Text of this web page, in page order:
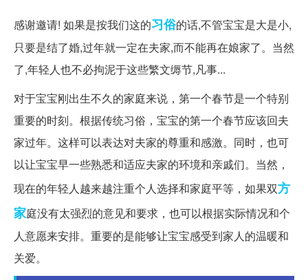
感谢邀请! 如果是按我们这的习俗的话,不管宝宝是大是小,
只要是结了婚,过年就一定在夫家,而不能再在娘家了。当然
了,年轻人也不必拘泥于这些繁文缛节,凡事...
对于宝宝刚出生不久的家庭来说，第一个春节是一个特别
重要的时刻。根据传统习俗，宝宝的第一个春节应该回夫
家过年。这样可以表达对夫家的尊重和感激。同时，也可
以让宝宝早一些熟悉和适应夫家的环境和亲戚们。当然，
现在的年轻人越来越注重个人选择和家庭平等，如果双方
家庭没有太强烈的意见和要求，也可以根据实际情况和个
人意愿来安排。重要的是能够让宝宝感受到家人的温暖和
关爱。